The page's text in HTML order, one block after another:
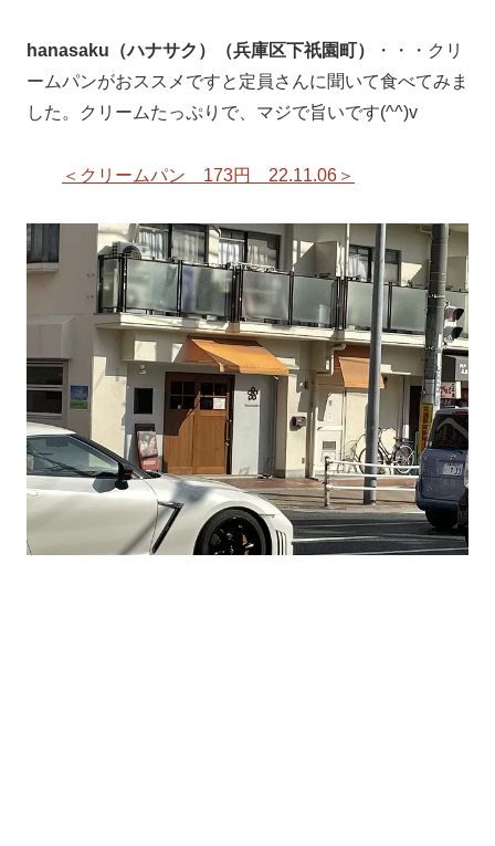
hanasaku（ハナサク）（兵庫区下祇園町）
・・・クリ
ームパンがおススメですと定員さんに聞いて食べてみま
した。クリームたっぷりで、マジで旨いです(^^)v
＜クリームパン 173円 22.11.06＞